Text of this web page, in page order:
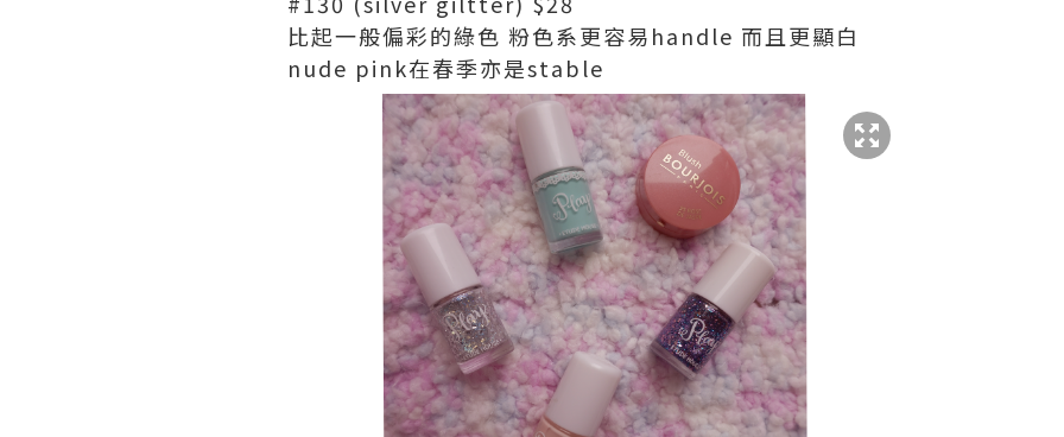
比起一般偏彩的綠色 粉色系更容易handle 而且更顯白
nude pink在春季亦是stable